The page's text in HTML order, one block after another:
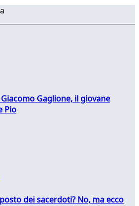
Gaglione, il giovane
Pio
dei sacerdoti? No, ma ecco